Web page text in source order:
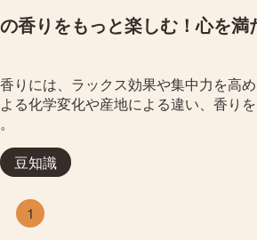
香りをもっと楽しむ！心を満
りには、ラックス効果や集中力を高
る化学変化や産地による違い、香り
豆知識
1